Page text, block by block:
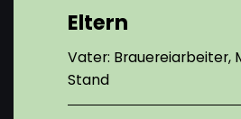
Eltern
Vater: Brauereiarbeiter,
Stand